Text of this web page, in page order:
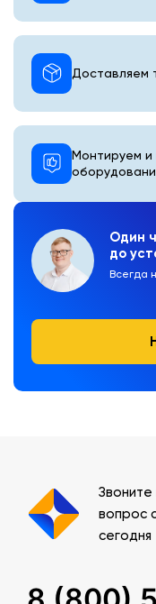
Один
до
Всегда
Монтируем и
Доставляем
вопрос
сегодня